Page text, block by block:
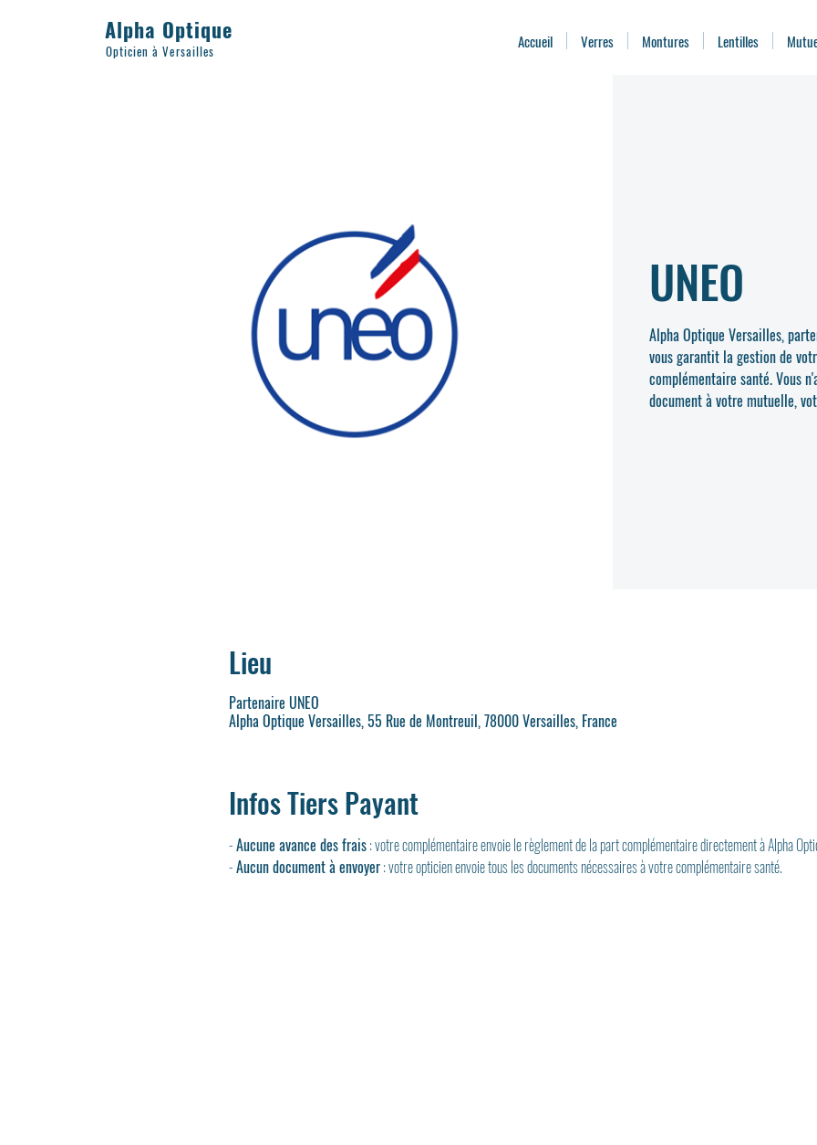
Alpha Optique
Opticien à Versailles Accueil Verres Montures Lentilles
UNEO
Alpha Optique Versailles,
vous garantit la gestion de
complémentaire santé. Vous
document à votre mutuelle,
Lieu
Partenaire UNEO
Alpha Optique Versailles, 55 Rue de Montreuil, 78000 Versailles, France
Infos Tiers Payant
- Aucune avance des frais : votre complémentaire envoie le règlement de la part complémentaire directement à Alpha
- Aucun document à envoyer : votre opticien envoie tous les documents nécessaires à votre complémentaire santé.